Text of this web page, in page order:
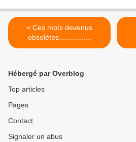
< Ces mots devenus
obsolètes................
Hébergé par Overblog
Top articles
Pages
Contact
Signaler un abus